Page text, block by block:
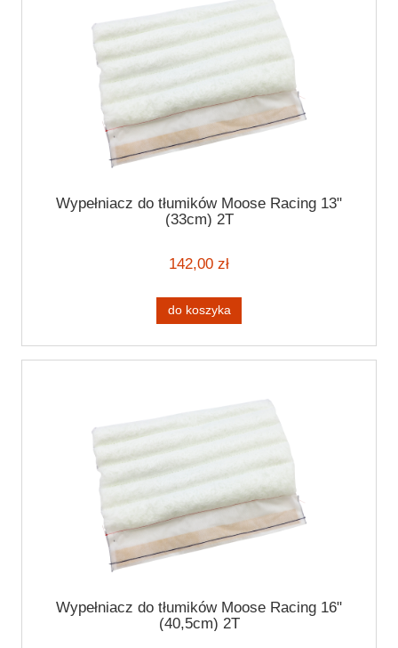
Wypełniacz do tłumików Moose Racing 13"
(33cm) 2T
142,00 zł
do koszyka
Wypełniacz do tłumików Moose Racing 16"
(40,5cm) 2T